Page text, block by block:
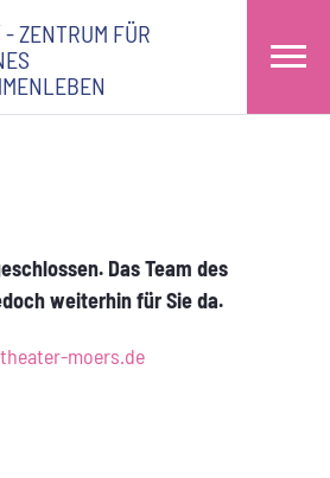
- ZENTRUM FÜR
Das Team des
weiterhin für Sie da.
moers.de